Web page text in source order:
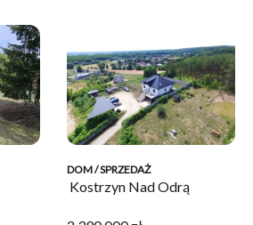
DOM / SPRZEDAŻ
Kostrzyn Nad Odrą